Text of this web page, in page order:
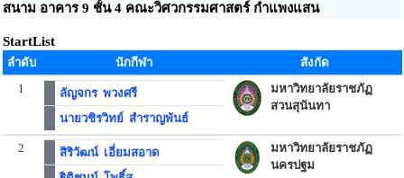
สนาม อาคาร 9 ชั้น 4 คณะวิศวกรรมศาสตร์ กำแพงแสน
StartList
ลำดับ นักกีฬา
สังกัด
1
ลัญจกร พวงศรี
นายวชิรวิทย์ สำราญพันธ์
มหาวิทยาลัยราชภัฏ
สวนสุนันทา
2
สิริวัฒน์ เอี่ยมสอาด
มหาวิทยาลัยราชภัฏ
นครปฐม